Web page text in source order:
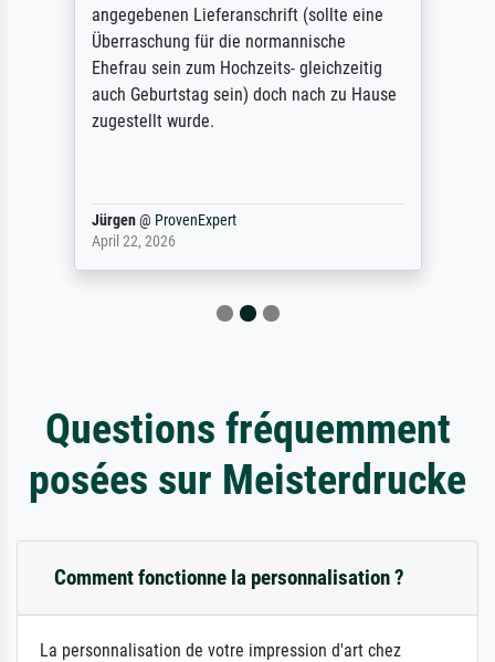
angegebenen Lieferanschrift (sollte eine
Überraschung für die normannische
Ehefrau sein zum Hochzeits- gleichzeitig
auch Geburtstag sein) doch nach zu Hause
zugestellt wurde.
Jürgen@ ProvenExpert
April 22, 2026
Questions fréquemment
posées sur Meisterdrucke
Comment fonctionne la personnalisation ?
La personnalisation de votre impression d'art chez